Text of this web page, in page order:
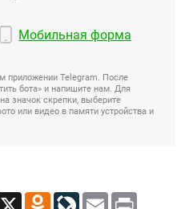
Мобильная форма
приложении Telegram. После
бота» и напишите нам. Для
значок скрепки, выберите
или видео в памяти устройства и
X Odnoklassniki
LiveJournal
Email Print